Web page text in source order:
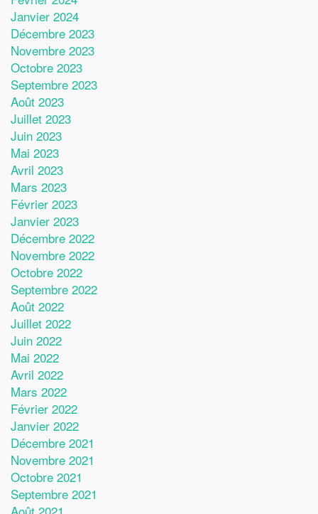
Janvier 2024
Décembre 2023
Novembre 2023
Octobre 2023
Septembre 2023
Août 2023
Juillet 2023
Juin 2023
Mai 2023
Avril 2023
Mars 2023
Février 2023
Janvier 2023
Décembre 2022
Novembre 2022
Octobre 2022
Septembre 2022
Août 2022
Juillet 2022
Juin 2022
Mai 2022
Avril 2022
Mars 2022
Février 2022
Janvier 2022
Décembre 2021
Novembre 2021
Octobre 2021
Septembre 2021